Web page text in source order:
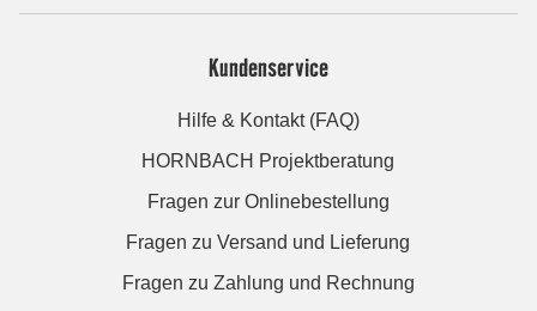
Kundenservice
Hilfe & Kontakt (FAQ)
HORNBACH Projektberatung
Fragen zur Onlinebestellung
Fragen zu Versand und Lieferung
Fragen zu Zahlung und Rechnung